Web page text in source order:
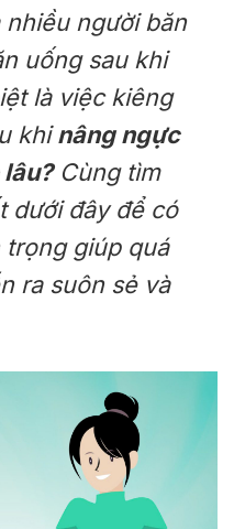
người băn
uống sau khi
là việc kiêng
khinâng ngực
Cùng tìm
dưới đây để có
giúp quá
ra suôn sẻ và